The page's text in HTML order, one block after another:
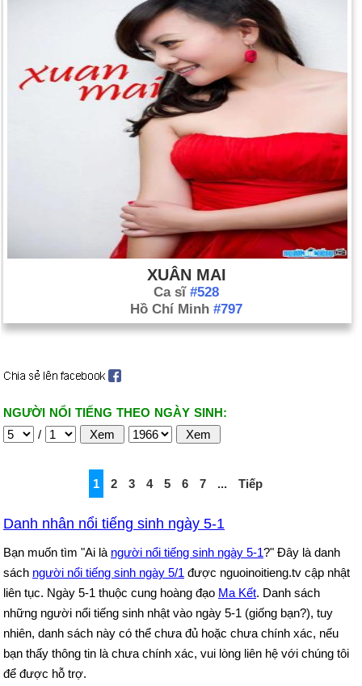
XUÂN MAI
Ca sĩ #528
Hồ Chí Minh #797
NGƯỜI NỔI TIẾNG THEO NGÀY SINH:
/
1 2 3 4 5 6 7 ... Tiếp
Danh nhân nổi tiếng sinh ngày 5-1
Bạn muốn tìm "Ai là người nổi tiếng sinh ngày 5-1?" Đây là danh
sách người nổi tiếng sinh ngày 5/1 được nguoinoitieng.tv cập nhật
liên tục. Ngày 5-1 thuộc cung hoàng đạo Ma Kết. Danh sách
những người nổi tiếng sinh nhật vào ngày 5-1 (giống bạn?), tuy
nhiên, danh sách này có thể chưa đủ hoặc chưa chính xác, nếu
bạn thấy thông tin là chưa chính xác, vui lòng liên hệ với chúng tôi
để được hỗ trợ.